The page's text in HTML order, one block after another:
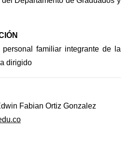
familiar integrante de la
dirigido
Fabian Ortiz Gonzalez